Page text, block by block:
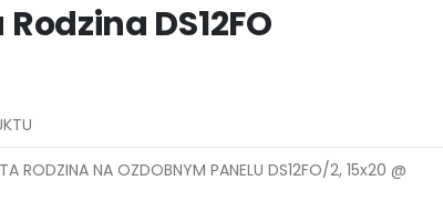
DS12FO
RODZINA NA OZDOBNYM PANELU DS12FO/2, 15x20 @